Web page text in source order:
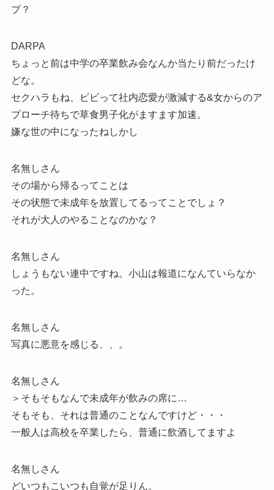
プ？
DARPA
ちょっと前は中学の卒業飲み会なんか当たり前だったけ
どな。
セクハラもね、ビビって社内恋愛が激減する&女からのア
プローチ待ちで草食男子化がますます加速。
嫌な世の中になったねしかし
名無しさん
その場から帰るってことは
その状態で未成年を放置してるってことでしょ？
それが大人のやることなのかな？
名無しさん
しょうもない連中ですね。小山は報道になんていらなか
った。
名無しさん
写真に悪意を感じる、、。
名無しさん
＞そもそもなんで未成年が飲みの席に…
そもそも、それは普通のことなんですけど・・・
一般人は高校を卒業したら、普通に飲酒してますよ
名無しさん
どいつもこいつも自覚が足りん。